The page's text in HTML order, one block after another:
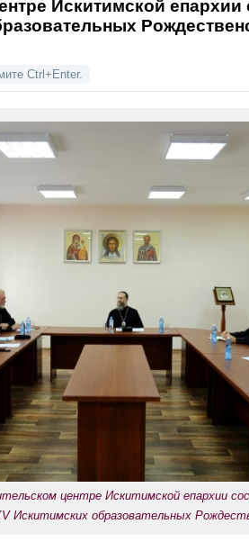
Искитимской
Ctrl+Enter.
центре Искитимской епархии
Искитимских образовательных